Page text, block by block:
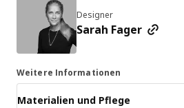
Designer
Sarah Fager
Weitere Informationen
Materialien und Pflege